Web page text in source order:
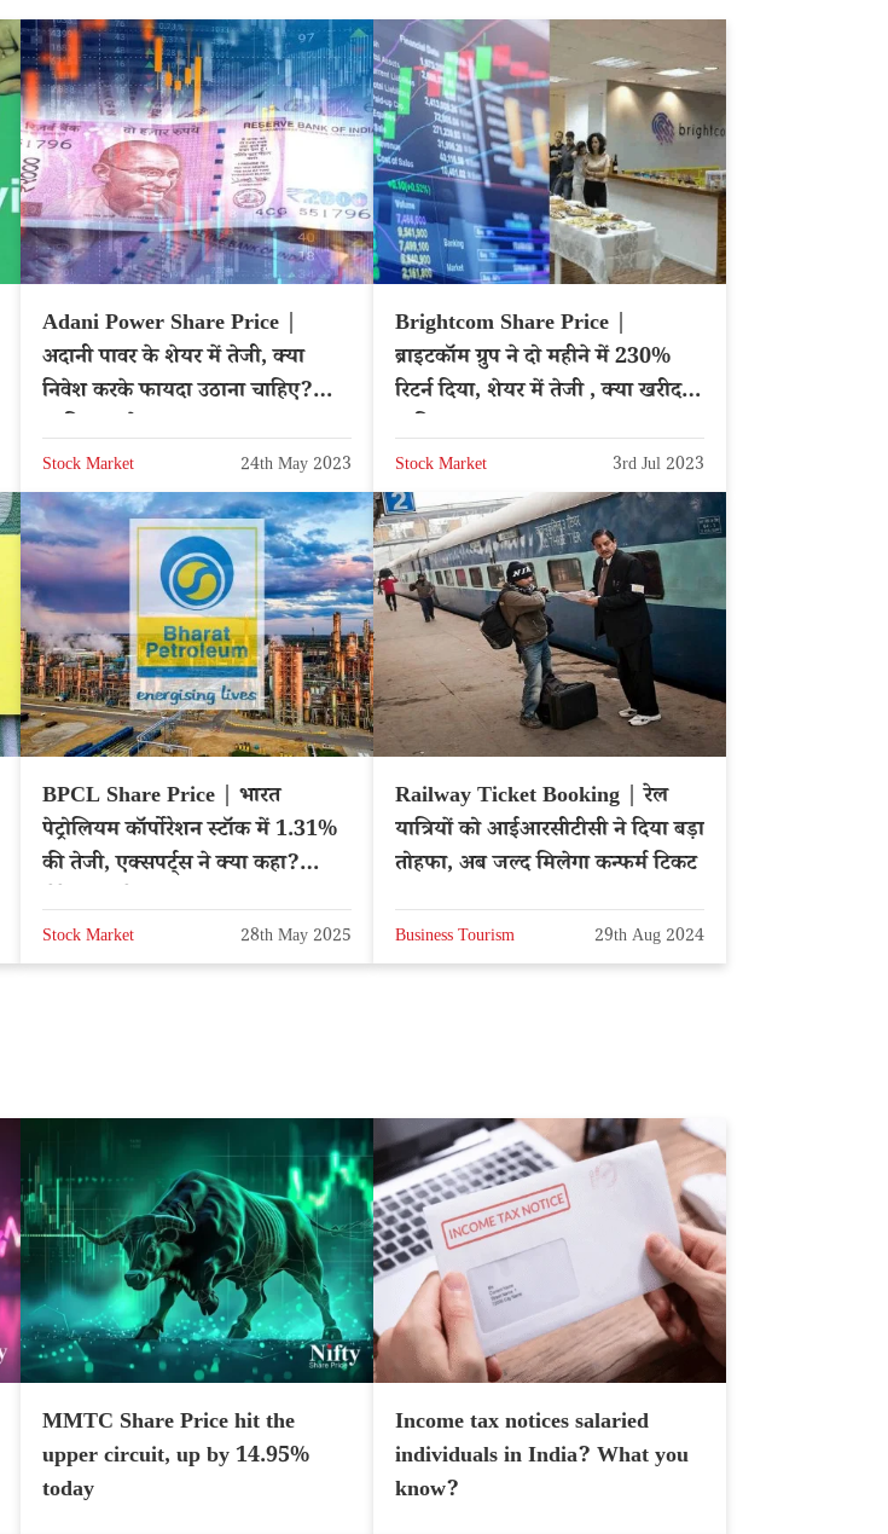
Adani Power Share Price |
अदानी पावर के शेयर में तेजी, क्या
निवेश करके फायदा उठाना चाहिए?
Stock Market 24th May 2023
Brightcom Share Price |
ब्राइटकॉम ग्रुप ने दो महीने में 230%
रिटर्न दिया, शेयर में तेजी , क्या खरीदना
Stock Market 3rd Jul 2023
BPCL Share Price | भारत
पेट्रोलियम कॉर्पोरेशन स्टॉक में 1.31%
की तेजी, एक्सपर्ट्स ने क्या कहा?
Stock Market 28th May 2025
Railway Ticket Booking | रेल
यात्रियों को आईआरसीटीसी ने दिया बड़ा
तोहफा, अब जल्द मिलेगा कन्फर्म टिकट
Business Tourism 29th Aug 2024
MMTC Share Price hit the
upper circuit, up by 14.95%
today
Income tax notices salaried
individuals in India? What you
know?